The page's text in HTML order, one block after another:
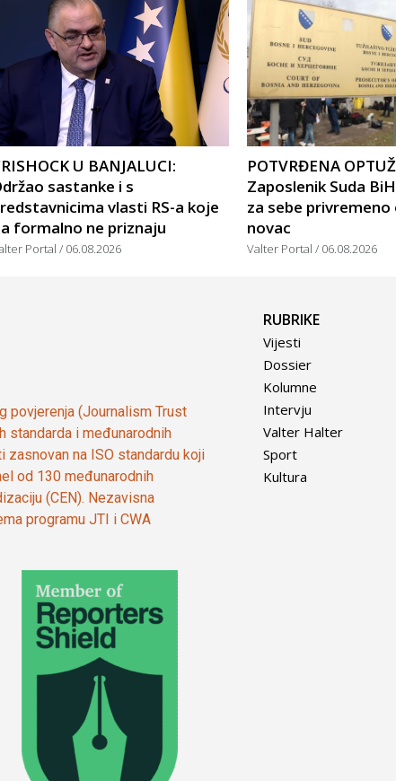
U BANJALUCI:
sastanke i s
vlasti RS-a koje
formalno ne priznaju
Portal 06.08.2026
POTVRĐENA
Zaposlenik Suda
za sebe
novac
Valter Portal 06.08.2026
povjerenja (Journalism Trust
standarda i međunarodnih
na ISO standardu koji
od 130 međunarodnih
(CEN). Nezavisna
programu JTI i CWA
RUBRIKE
Vijesti
Dossier
Kolumne
Intervju
Valter Halter
Sport
Kultura